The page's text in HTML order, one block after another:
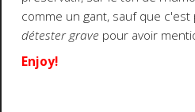
comme un gant, sauf que c'est
détester grave pour avoir
Enjoy!